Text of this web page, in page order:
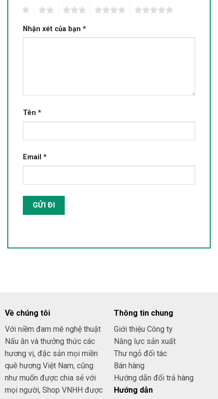
Nhận xét của bạn *
Tên *
Email *
Về chúng tôi
Với niềm đam mê nghệ thuật
Nấu ăn và thưởng thức các
hương vị, đặc sản mọi miền
quê hương Việt Nam, cũng
như muốn được chia sẻ với
mọi người, Shop VNHH được
Thông tin chung
Giới thiệu Công ty
Năng lực sản xuất
Thư ngỏ đối tác
Bán hàng
Hướng dẫn đổi trả hàng
Hướng dẫn